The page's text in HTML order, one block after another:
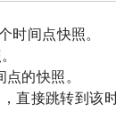
间点快照。
的快照。
直接跳转到该时